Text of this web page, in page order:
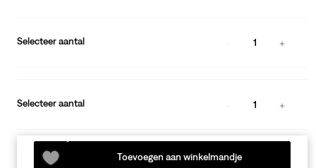
Selecteer aantal 1
Selecteer aantal 1
Toevoegen aan winkelmandje